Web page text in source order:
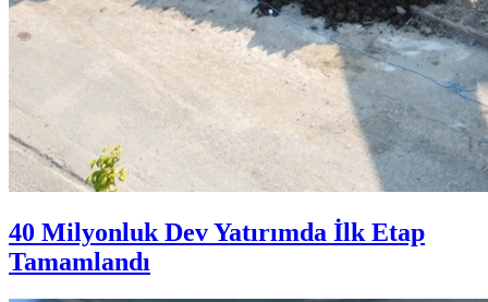
40 Milyonluk Dev Yatırımda İlk Etap
Tamamlandı